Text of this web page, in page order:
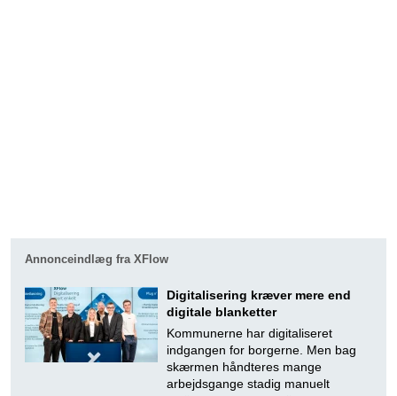
Annonceindlæg fra XFlow
Digitalisering kræver mere end
digitale blanketter
Kommunerne har digitaliseret
indgangen for borgerne. Men bag
skærmen håndteres mange
arbejdsgange stadig manuelt